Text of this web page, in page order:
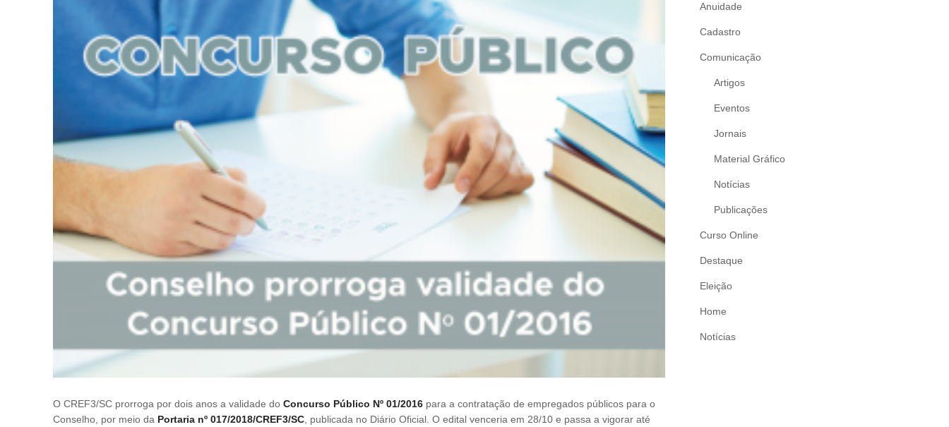
O CREF3/SC prorroga por dois anos a validade do Concurso Público Nº 01/2016para a contratação de empregados públicos para o
Conselho, por meio da Portaria nº 017/2018/CREF3/SC, publicada no Diário Oficial. O edital venceria em 28/10 e passa a vigorar até
Anuidade
Cadastro
Comunicação
Artigos
Eventos
Jornais
Material Gráfico
Notícias
Publicações
Curso Online
Destaque
Eleição
Home
Notícias